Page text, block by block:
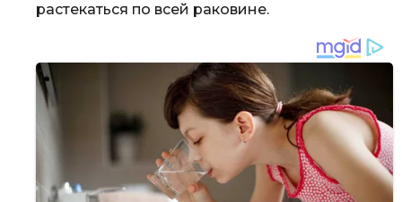
растекаться по всей раковине.